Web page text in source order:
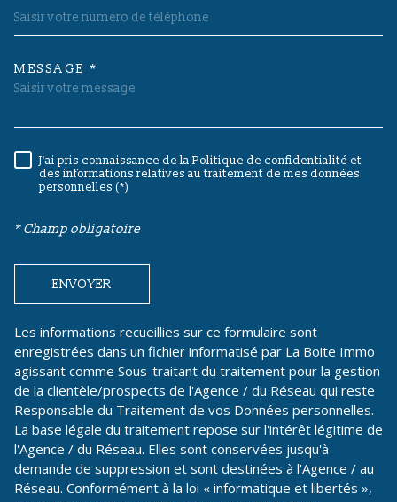
MESSAGE *
RÈGLEMENTATION
J'ai pris connaissance de la Politique de confidentialité et
des informations relatives au traitement de mes données
personnelles (*)
* Champ obligatoire
ENVOYER
Les informations recueillies sur ce formulaire sont
enregistrées dans un fichier informatisé par La Boite Immo
agissant comme Sous-traitant du traitement pour la gestion
de la clientèle/prospects de l'Agence / du Réseau qui reste
Responsable du Traitement de vos Données personnelles.
La base légale du traitement repose sur l'intérêt légitime de
l'Agence / du Réseau. Elles sont conservées jusqu'à
demande de suppression et sont destinées à l'Agence / au
Réseau. Conformément à la loi « informatique et libertés »,